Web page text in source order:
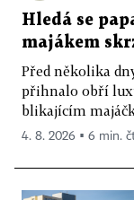
Hledá se
majákem
Před několika
přihnalo obří
blikajícím
4. 8. 2026 ▪ 6 min.